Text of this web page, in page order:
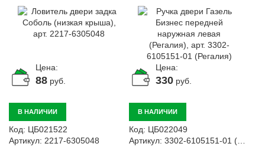
Цена:
88 руб.
В НАЛИЧИИ
Код: ЦБ021522
Артикул: 2217-6305048
6105151-01 (Регалия)
Цена:
330 руб.
В НАЛИЧИИ
Код: ЦБ022049
Артикул: 3302-6105151-01 (Регалия)